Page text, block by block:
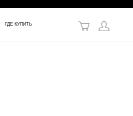
ГДЕ КУПИТЬ